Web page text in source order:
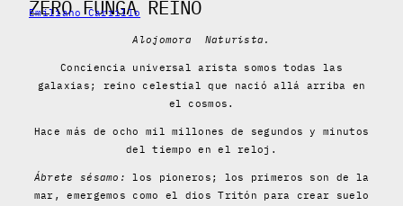
ZERO FUNGA REINO
Emiliano Carrillo
Alojomora Naturista .
Conciencia universal arista somos todas las
galaxias; reino celestial que nació allá arriba en
el cosmos.
Hace más de ocho mil millones de segundos y minutos
del tiempo en el reloj.
Ábrete sésamo:los pioneros; los primeros son de la
mar, emergemos como el dios Tritón para crear suelo